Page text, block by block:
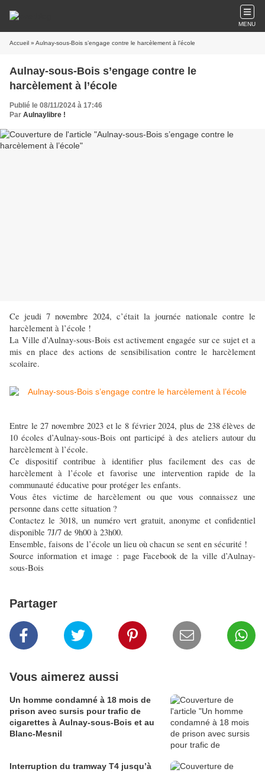
MENU
Accueil » Aulnay-sous-Bois s’engage contre le harcèlement à l’école
Aulnay-sous-Bois s’engage contre le
harcèlement à l’école
Publié le 08/11/2024 à 17:46
Par Aulnaylibre !
Ce jeudi 7 novembre 2024, c’était la journée nationale contre le
harcèlement à l’école !
La Ville d’Aulnay-sous-Bois est activement engagée sur ce sujet et a
mis en place des actions de sensibilisation contre le harcèlement
scolaire.
Entre le 27 novembre 2023 et le 8 février 2024, plus de 238 élèves de
10 écoles d’Aulnay-sous-Bois ont participé à des ateliers autour du
harcèlement à l’école.
Ce dispositif contribue à identifier plus facilement des cas de
harcèlement à l’école et favorise une intervention rapide de la
communauté éducative pour protéger les enfants.
Vous êtes victime de harcèlement ou que vous connaissez une
personne dans cette situation ?
Contactez le 3018, un numéro vert gratuit, anonyme et confidentiel
disponible 7J/7 de 9h00 à 23h00.
Ensemble, faisons de l’école un lieu où chacun se sent en sécurité !
Source information et image : page Facebook de la ville d’Aulnay-
sous-Bois
Partager
Vous aimerez aussi
Un homme condamné à 18 mois de
prison avec sursis pour trafic de
cigarettes à Aulnay-sous-Bois et au
Blanc-Mesnil
Interruption du tramway T4 jusqu’à